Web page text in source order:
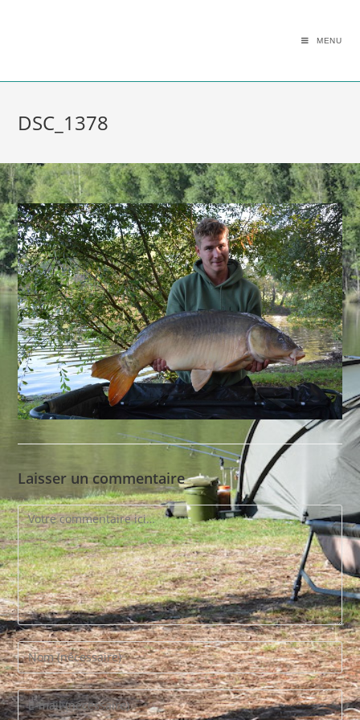
MENU
DSC_1378
Laisser un commentaire